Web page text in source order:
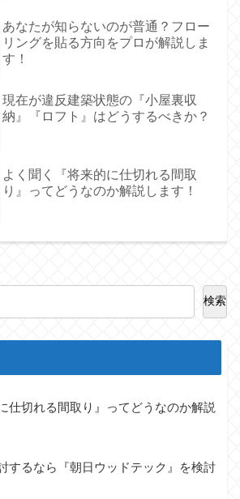
あなたが知らないのが普通？フロー
リングを貼る方向をプロが解説しま
す！
現在が違反建築状態の『小屋裏収
納』『ロフト』はどうするべきか？
よく聞く『将来的に仕切れる間取
り』ってどうなのか解説します！
検索
仕切れる間取り』ってどうなのか解説
するなら『朝日ウッドテック』を検討